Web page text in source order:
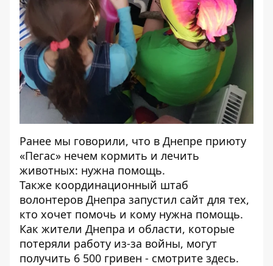
Ранее мы говорили, что в Днепре приюту
«Пегас» нечем кормить и лечить
животных: нужна помощь.
Также координационный штаб
волонтеров Днепра запустил сайт для тех,
кто хочет помочь и кому нужна помощь.
Как жители Днепра и области, которые
потеряли работу из-за войны, могут
получить 6 500 гривен - смотрите здесь.